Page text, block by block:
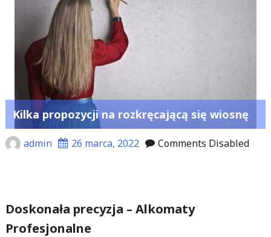
Kilka propozycji na rozkręcającą się wiosnę
admin 26 marca, 2022 Comments Disabled
Doskonała precyzja – Alkomaty
Profesjonalne